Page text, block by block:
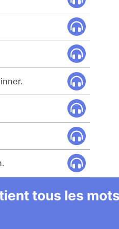
tous les